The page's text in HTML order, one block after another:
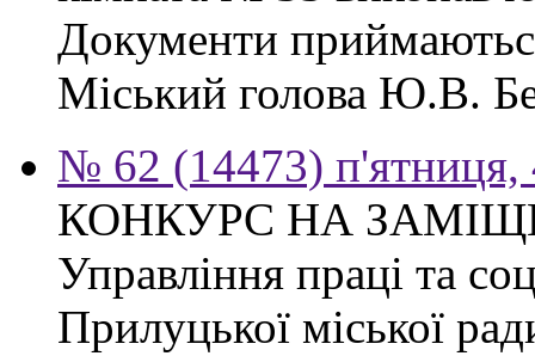
Документи
Міський голова Ю.В.
№ 62 (14473) п'ятниця,
КОНКУРС НА
Управління праці та
Прилуцької міської